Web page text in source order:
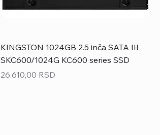
KINGSTON 1024GB 2.5 inča SATA III
SKC600/1024G KC600 series SSD
Price
26.610,00 RSD